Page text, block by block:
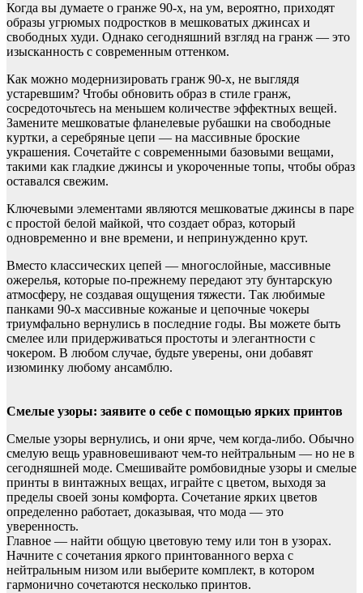
Когда вы думаете о гранже 90-х, на ум, вероятно, приходят
образы угрюмых подростков в мешковатых джинсах и
свободных худи. Однако сегодняшний взгляд на гранж — это
изысканность с современным оттенком.
Как можно модернизировать гранж 90-х, не выглядя
устаревшим? Чтобы обновить образ в стиле гранж,
сосредоточьтесь на меньшем количестве эффектных вещей.
Замените мешковатые фланелевые рубашки на свободные
куртки, а серебряные цепи — на массивные броские
украшения. Сочетайте с современными базовыми вещами,
такими как гладкие джинсы и укороченные топы, чтобы образ
оставался свежим.
Ключевыми элементами являются мешковатые джинсы в паре
с простой белой майкой, что создает образ, который
одновременно и вне времени, и непринужденно крут.
Вместо классических цепей — многослойные, массивные
ожерелья, которые по-прежнему передают эту бунтарскую
атмосферу, не создавая ощущения тяжести. Так любимые
панками 90-х массивные кожаные и цепочные чокеры
триумфально вернулись в последние годы. Вы можете быть
смелее или придерживаться простоты и элегантности с
чокером. В любом случае, будьте уверены, они добавят
изюминку любому ансамблю.
Смелые узоры: заявите о себе с помощью ярких принтов
Смелые узоры вернулись, и они ярче, чем когда-либо. Обычно
смелую вещь уравновешивают чем-то нейтральным — но не в
сегодняшней моде. Смешивайте ромбовидные узоры и смелые
принты в винтажных вещах, играйте с цветом, выходя за
пределы своей зоны комфорта. Сочетание ярких цветов
определенно работает, доказывая, что мода — это
уверенность.
Главное — найти общую цветовую тему или тон в узорах.
Начните с сочетания яркого принтованного верха с
нейтральным низом или выберите комплект, в котором
гармонично сочетаются несколько принтов.